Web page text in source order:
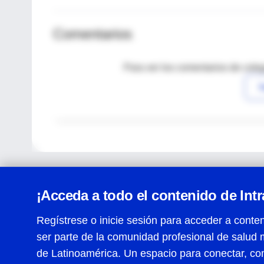
Comentarios
Para ver los comentarios de
¡Acceda a todo el contenido de
Regístrese o inicie sesión para acceder a
ser parte de la comunidad profesional de salud
de Latinoamérica. Un espacio para conectar,
Centro de Ayuda